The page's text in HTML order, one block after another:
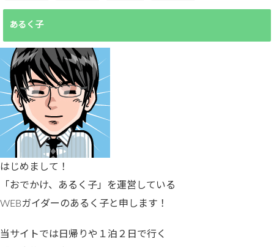
あるく子
はじめまして！
「おでかけ、あるく子」を運営している
WEBガイダーのあるく子と申します！
当サイトでは日帰りや１泊２日で行く